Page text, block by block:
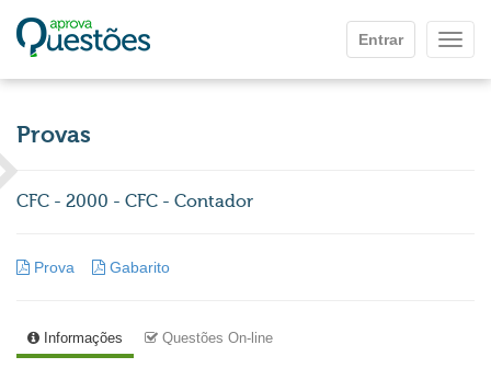
Entrar
Provas
CFC - 2000 - CFC - Contador
Prova Gabarito
Informações Questões On-line